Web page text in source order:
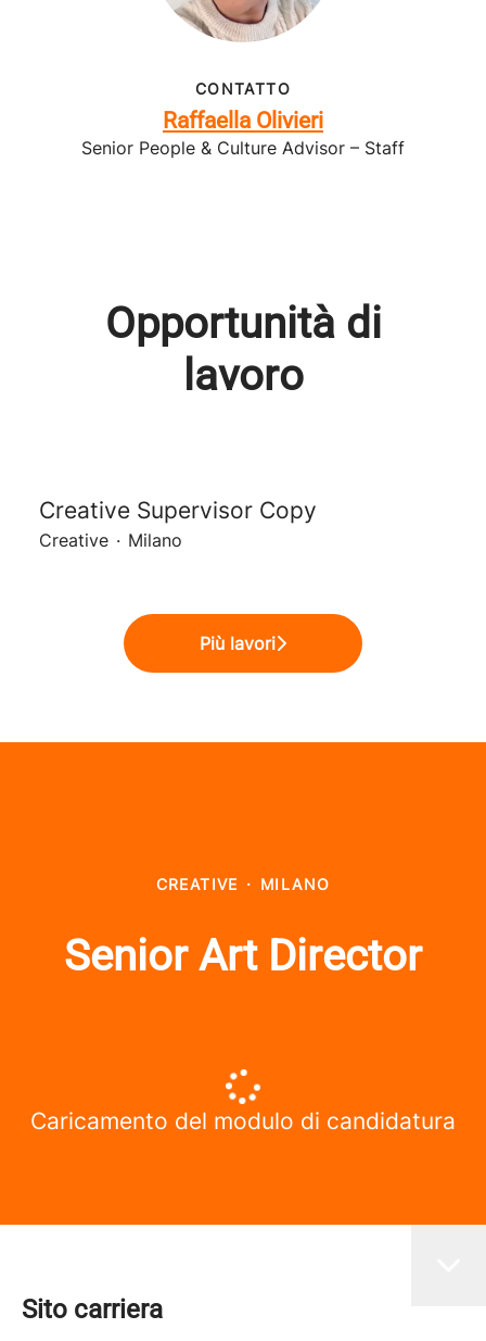
CONTATTO
Raffaella Olivieri
Senior People & Culture Advisor – Staff
Opportunità di
lavoro
Creative Supervisor Copy
Creative · Milano
Più lavori
CREATIVE · MILANO
Senior Art Director
Caricamento del modulo di candidatura
Sito carriera